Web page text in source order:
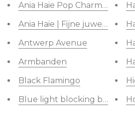
Ania Haie Pop Charms -
Ania Haie | Fijne juwelen
Antwerp Avenue
Armbanden
Black Flamingo
Blue light blocking brillen